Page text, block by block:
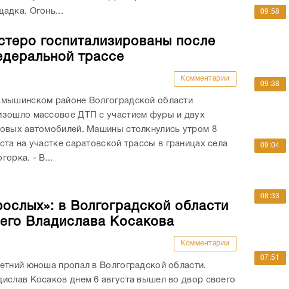
Огонь...
госпитализированы после
трассе
Комментарии
районе Волгоградской области
массовое ДТП с участием фуры и двух
автомобилей. Машины столкнулись утром 8
на участке саратовской трассы в границах села
- В...
в Волгоградской области
Владислава Косакова
Комментарии
юноша пропал в Волгоградской области.
Косаков днем 6 августа вышел во двор своего
09:58
09:38
09:04
08:33
07:51